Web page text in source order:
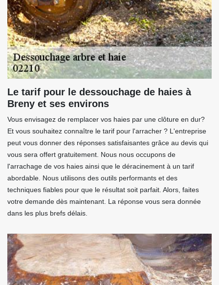
Le tarif pour le dessouchage de haies à
Breny et ses environs
Vous envisagez de remplacer vos haies par une clôture en dur?
Et vous souhaitez connaître le tarif pour l'arracher ? L'entreprise
peut vous donner des réponses satisfaisantes grâce au devis qui
vous sera offert gratuitement. Nous nous occupons de
l'arrachage de vos haies ainsi que le déracinement à un tarif
abordable. Nous utilisons des outils performants et des
techniques fiables pour que le résultat soit parfait. Alors, faites
votre demande dès maintenant. La réponse vous sera donnée
dans les plus brefs délais.